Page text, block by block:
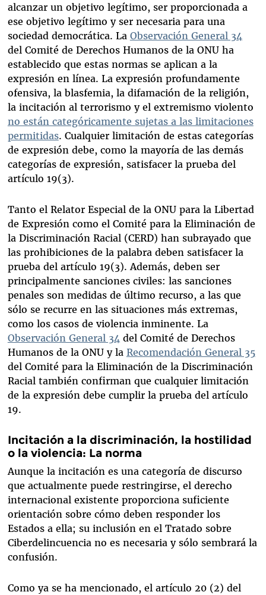
alcanzar un objetivo legítimo, ser proporcionada a
ese objetivo legítimo y ser necesaria para una
sociedad democrática. La Observación General 34
del Comité de Derechos Humanos de la ONU ha
establecido que estas normas se aplican a la
expresión en línea. La expresión profundamente
ofensiva, la blasfemia, la difamación de la religión,
la incitación al terrorismo y el extremismo violento
no están categóricamente sujetas a las limitaciones
permitidas. Cualquier limitación de estas categorías
de expresión debe, como la mayoría de las demás
categorías de expresión, satisfacer la prueba del
artículo 19(3).
Tanto el Relator Especial de la ONU para la Libertad
de Expresión como el Comité para la Eliminación de
la Discriminación Racial (CERD) han subrayado que
las prohibiciones de la palabra deben satisfacer la
prueba del artículo 19(3). Además, deben ser
principalmente sanciones civiles: las sanciones
penales son medidas de último recurso, a las que
sólo se recurre en las situaciones más extremas,
como los casos de violencia inminente. La
Observación General 34 del Comité de Derechos
Humanos de la ONU y la Recomendación General 35
del Comité para la Eliminación de la Discriminación
Racial también confirman que cualquier limitación
de la expresión debe cumplir la prueba del artículo
19.
Incitación a la discriminación, la hostilidad
o la violencia: La norma
Aunque la incitación es una categoría de discurso
que actualmente puede restringirse, el derecho
internacional existente proporciona suficiente
orientación sobre cómo deben responder los
Estados a ella; su inclusión en el Tratado sobre
Ciberdelincuencia no es necesaria y sólo sembrará la
confusión.
Como ya se ha mencionado, el artículo 20 (2) del